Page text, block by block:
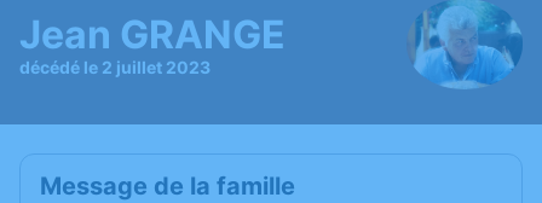
Jean GRANGE
décédé le 2 juillet 2023
Message de la famille